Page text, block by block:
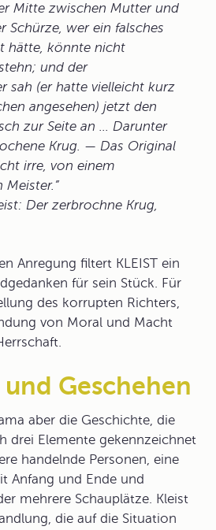
Mitte zwischen Mutter und
Schürze, wer ein falsches
hätte, könnte nicht
und der
sah (er hatte vielleicht kurz
angesehen) jetzt den
zur Seite an ... Darunter
Krug. — Das Original
irre, von einem
Meister.”
Der zerbrochne Krug,
Anregung filtert KLEIST ein
für sein Stück. Für
des korrupten Richters,
von Moral und Macht
Geschehen
aber die Geschichte, die
drei Elemente gekennzeichnet
handelnde Personen, eine
Anfang und Ende und
mehrere Schauplätze. Kleist
die auf die Situation